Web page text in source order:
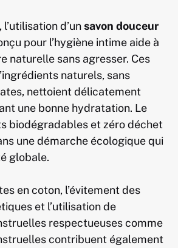
d’unsavon douceur
pour l’hygiène intime aide à
naturelle sans agresser. Ces
naturels, sans
nettoient délicatement
une bonne hydratation. Le
biodégradables et zéro déchet
une démarche écologique qui
globale.
en coton, l’évitement des
et l’utilisation de
respectueuses comme
contribuent également